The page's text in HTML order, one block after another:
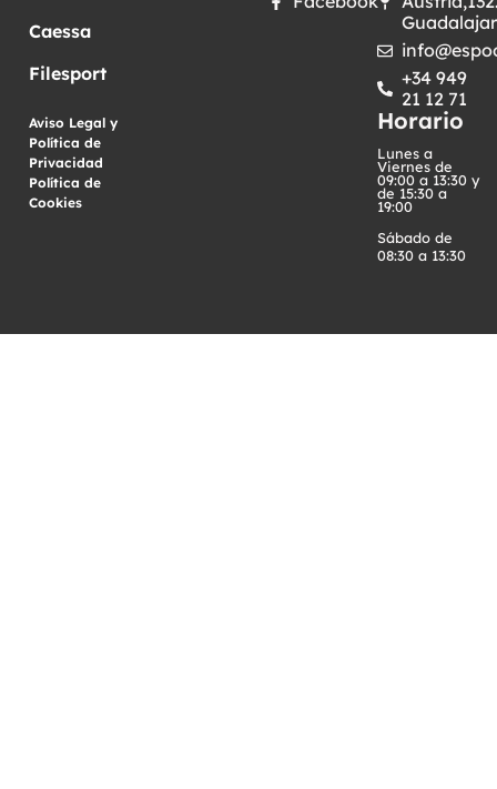
Caessa
Filesport
Aviso Legal y
Política de
Privacidad
Política de
Cookies
+34 949
21 12 71
Horario
Lunes a
Viernes de
09:00 a 13:30 y
de 15:30 a
19:00
Sábado de
08:30 a 13:30